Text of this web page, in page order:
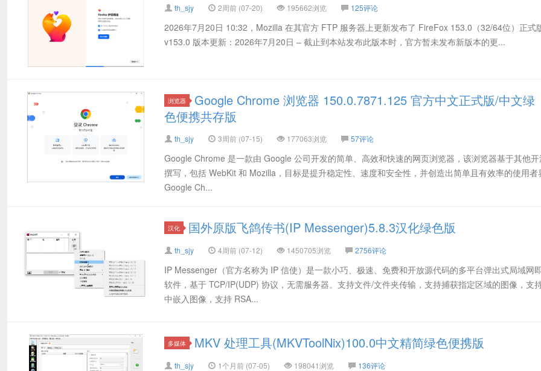
th_sjy 2周前 (07-20) 195662浏览 125评论
2026年7月20日 10:32，Mozilla 在其官方 FTP 服务器上更新发布了 FireFox 153.0（32/64位）正式
v153.0 版本更新：2026年7月20日 – 截止到本站发布此版本时，官方暂未发布新版本的更...
浏览器
Google Chrome 浏览器 150.0.7871.125 官方中文正式版/中文绿
色便携共存版
th_sjy 3周前 (07-15) 177063浏览 57评论
Google Chrome 是一款由 Google 公司开发的简单、高效和快速的网页浏览器，该浏览器基于其他
撰写，包括 WebKit 和 Mozilla，目标是提升稳定性、速度和安全性，并创造出简单且有效率的使用者
Google Ch...
汉化 国外原版飞鸽传书(IP Messenger)5.8.3汉化绿色版
th_sjy 4周前 (07-12) 1450705浏览 2756评论
IP Messenger（官方名称为 IP 信使）是一款小巧、极速、免费和开放源代码的多平台弹出式局域网
软件，基于 TCP/IP(UDP) 协议，无需服务器。支持文件/文件夹传输，支持捕获指定区域的图像，支
中嵌入图像，支持 RSA...
多媒体 MKV 处理工具(MKVToolNix)100.0中文精简绿色便携版
th_sjy 1个月前 (07-05) 198041浏览 136评论